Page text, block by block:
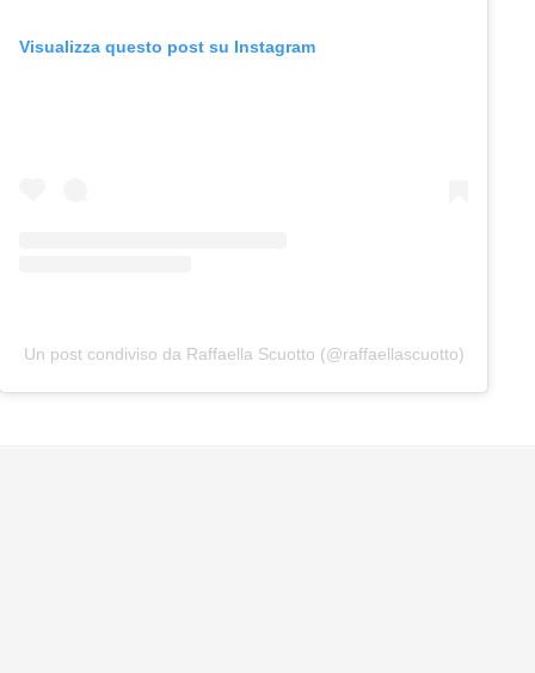
Visualizza questo post su Instagram
Un post condiviso da Raffaella Scuotto (@raffaellascuotto)